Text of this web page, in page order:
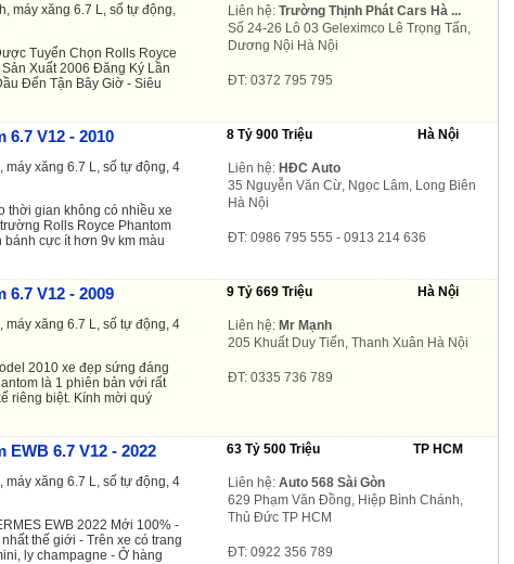
máy xăng 6.7 L, số tự động,
Tuyển Chọn Rolls Royce
Sản Xuất 2006 Đăng Ký Lần
Đến Tận Bây Giờ - Siêu
Liên hệ: Trường Thịnh Phát Cars Hà ...
Số 24-26 Lô 03 Geleximco Lê Trọng Tấn,
Dương Nội Hà Nội
ĐT: 0372 795 795
6.7 V12 - 2010 8 Tỷ 900 Triệu Hà Nội
máy xăng 6.7 L, số tự động, 4
thời gian không có nhiều xe
Rolls Royce Phantom
cực ít hơn 9v km màu
Liên hệ: HĐC Auto
35 Nguyễn Văn Cừ, Ngọc Lâm, Long Biên
Hà Nội
ĐT: 0986 795 555 - 0913 214 636
6.7 V12 - 2009 9 Tỷ 669 Triệu Hà Nội
máy xăng 6.7 L, số tự động, 4
2010 xe đẹp sứng đáng
là 1 phiên bản với rất
riêng biệt. Kính mời quý
Liên hệ: Mr Mạnh
205 Khuất Duy Tiến, Thanh Xuân Hà Nội
ĐT: 0335 736 789
EWB 6.7 V12 - 2022 63 Tỷ 500 Triệu TP HCM
máy xăng 6.7 L, số tự động, 4
EWB 2022 Mới 100% -
thế giới - Trên xe có trang
ly champagne - Ở hàng
Liên hệ: Auto 568 Sài Gòn
629 Phạm Văn Đồng, Hiệp Bình Chánh,
Thủ Đức TP HCM
ĐT: 0922 356 789